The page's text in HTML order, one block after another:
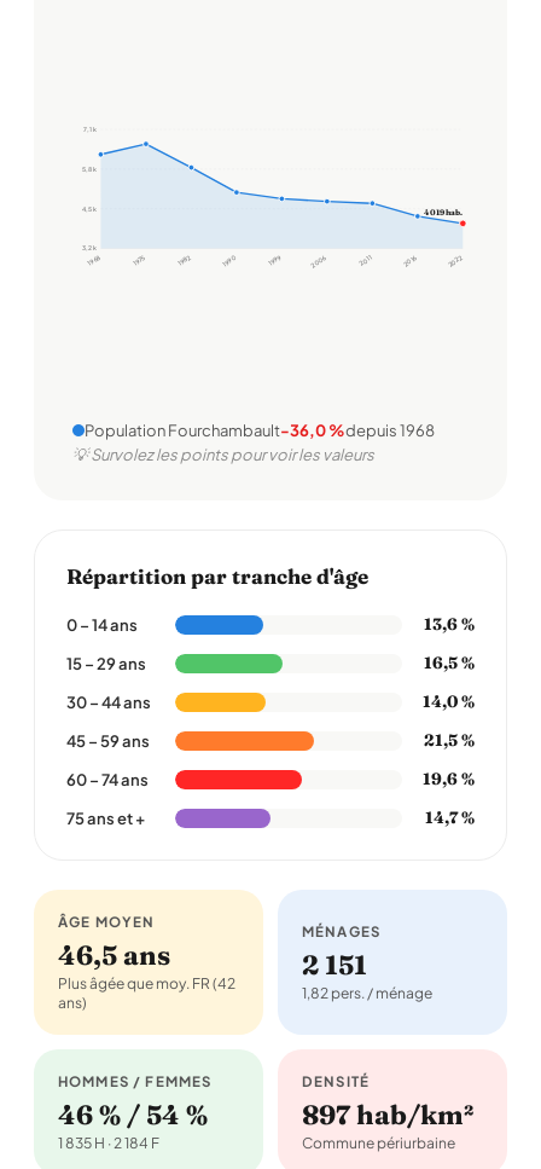
3,2 k
4,5 k
5,8 k
7,1 k
1968 1975 1982 1990 1999 2006 2011 2016 2022
4 019 hab.
Population Fourchambault-36,0 %depuis 1968
💡 Survolez les points pour voir les valeurs
Répartition par tranche d'âge
0 – 14 ans 13,6 %
15 – 29 ans 16,5 %
30 – 44 ans 14,0 %
45 – 59 ans 21,5 %
60 – 74 ans 19,6 %
75 ans et + 14,7 %
ÂGE MOYEN
46,5 ans
Plus âgée que moy. FR (42
ans)
MÉNAGES
2 151
1,82 pers. / ménage
HOMMES / FEMMES
46 % / 54 %
1 835 H · 2 184 F
DENSITÉ
897 hab/km²
Commune périurbaine